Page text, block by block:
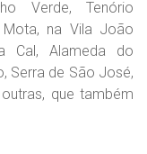
Verde, Tenório
Mota, na Vila João
Cal, Alameda do
Serra de São José,
que também